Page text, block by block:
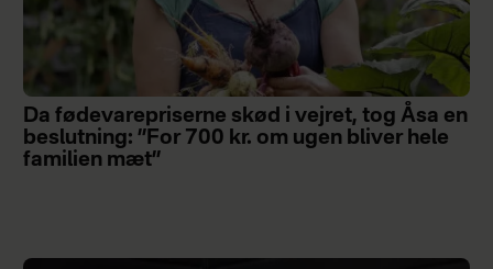
Da fødevarepriserne skød i vejret, tog Åsa en
beslutning: ”For 700 kr. om ugen bliver hele
familien mæt”